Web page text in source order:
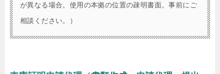
が異なる場合。使用の本拠の位置の疎明書面。事前にご
相談ください。）